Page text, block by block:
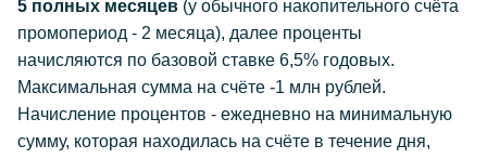
5 полных месяцев (у обычного накопительного счёта
промопериод - 2 месяца), далее проценты
начисляются по базовой ставке 6,5% годовых.
Максимальная сумма на счёте -1 млн рублей.
Начисление процентов - ежедневно на минимальную
сумму, которая находилась на счёте в течение дня,